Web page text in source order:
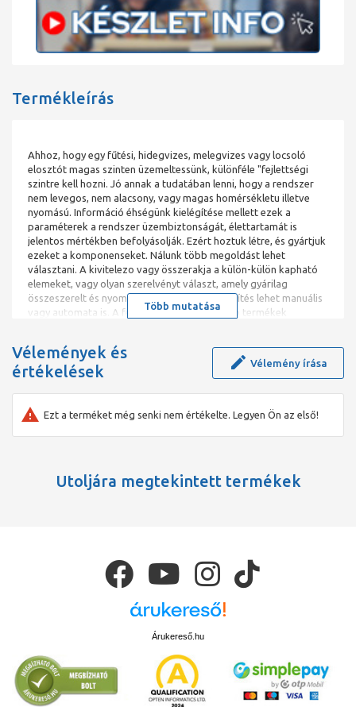
Termékleírás
Ahhoz, hogy egy fűtési, hidegvizes, melegvizes vagy locsoló
elosztót magas szinten üzemeltessünk, különféle "fejlettségi
szintre kell hozni. Jó annak a tudatában lenni, hogy a rendszer
nem levegos, nem alacsony, vagy magas homérsékletu illetve
nyomású. Információ éhségünk kielégítése mellett ezek a
paraméterek a rendszer üzembiztonságát, élettartamát is
jelentos mértékben befolyásolják. Ezért hoztuk létre, és gyártjuk
ezeket a komponenseket. Nálunk több megoldást lehet
választani. A kivitelezo vagy összerakja a külön-külön kapható
elemeket, vagy olyan szerelvényt választ, amely gyárilag
összeszerelt és nyomáspróbázott. A légtelenítés lehet manuális
vagy automata is. A fenti címszó alatt készülo termékek
hozzánk mubizonylattal beérkezo Németországban gyártott
sajtolt sárgaréz rúd.
Több mutatása
Vélemények és
értékelések
Vélemény írása
Ezt a terméket még senki nem értékelte. Legyen Ön az első!
Utoljára megtekintett termékek
Árukereső.hu